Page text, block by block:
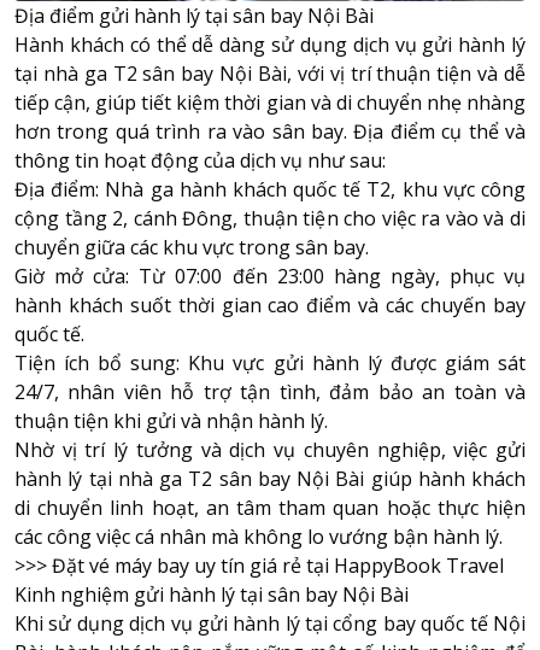
Địa điểm gửi hành lý tại sân bay Nội Bài
Hành khách có thể dễ dàng sử dụng dịch vụ gửi hành lý
tại nhà ga T2 sân bay Nội Bài, với vị trí thuận tiện và dễ
tiếp cận, giúp tiết kiệm thời gian và di chuyển nhẹ nhàng
hơn trong quá trình ra vào sân bay. Địa điểm cụ thể và
thông tin hoạt động của dịch vụ như sau:
Địa điểm: Nhà ga hành khách quốc tế T2, khu vực công
cộng tầng 2, cánh Đông, thuận tiện cho việc ra vào và di
chuyển giữa các khu vực trong sân bay.
Giờ mở cửa: Từ 07:00 đến 23:00 hàng ngày, phục vụ
hành khách suốt thời gian cao điểm và các chuyến bay
quốc tế.
Tiện ích bổ sung: Khu vực gửi hành lý được giám sát
24/7, nhân viên hỗ trợ tận tình, đảm bảo an toàn và
thuận tiện khi gửi và nhận hành lý.
Nhờ vị trí lý tưởng và dịch vụ chuyên nghiệp, việc gửi
hành lý tại nhà ga T2 sân bay Nội Bài giúp hành khách
di chuyển linh hoạt, an tâm tham quan hoặc thực hiện
các công việc cá nhân mà không lo vướng bận hành lý.
>>>Đặt vé máy bay uy tín giá rẻ tại HappyBook Travel
Kinh nghiệm gửi hành lý tại sân bay Nội Bài
Khi sử dụng dịch vụ gửi hành lý tại cổng bay quốc tế Nội